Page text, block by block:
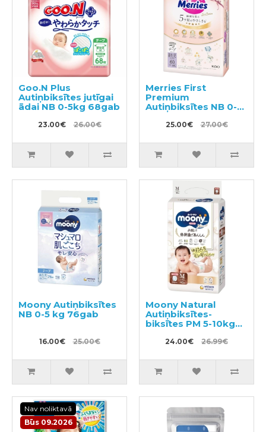
Goo.N Plus
Autiņbiksītes jutīgai
ādai NB 0-5kg 68gab
23.00€ 26.00€
Merries First
Premium
Autiņbiksītes NB 0-
5kg 60gab
25.00€ 27.00€
Moony Autiņbiksītes
NB 0-5 kg 76gab
16.00€ 25.00€
Moony Natural
Autiņbiksītes-
biksītes PM 5-10kg
24.00€ 26.99€
Nav noliktavā
Būs 09.2026